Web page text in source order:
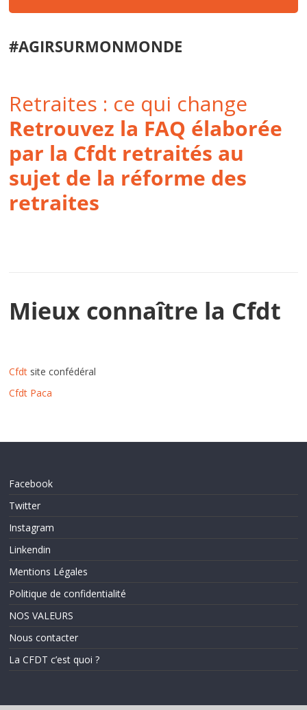
#AGIRSURMONMONDE
Retraites : ce qui change
Retrouvez la FAQ élaborée
par la Cfdt retraités au
sujet de la réforme des
retraites
Mieux connaître la Cfdt
Cfdt site confédéral
Cfdt Paca
Facebook
Twitter
Instagram
Linkendin
Mentions Légales
Politique de confidentialité
NOS VALEURS
Nous contacter
La CFDT c’est quoi ?